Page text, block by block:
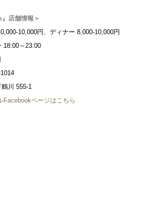
店舗情報＞
10,000円、ディナー 8,000-10,000円
18:00～23:00
川 555-1
Facebookページはこちら